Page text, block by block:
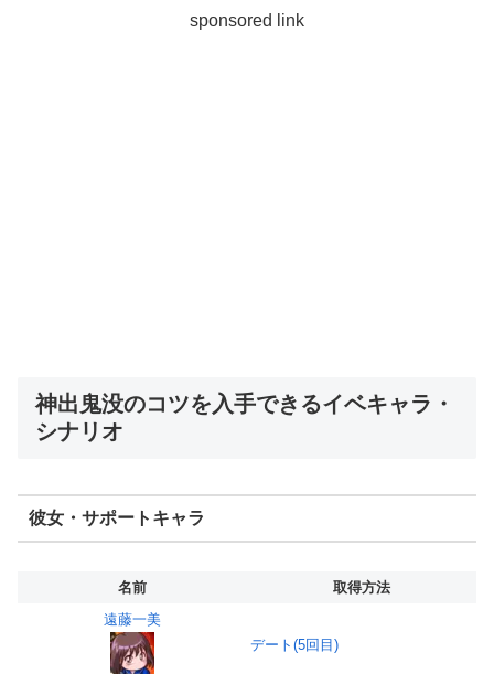
sponsored link
神出鬼没のコツを入手できるイベキャラ・
シナリオ
彼女・サポートキャラ
名前
取得方法
遠藤一美
デート(5回目)